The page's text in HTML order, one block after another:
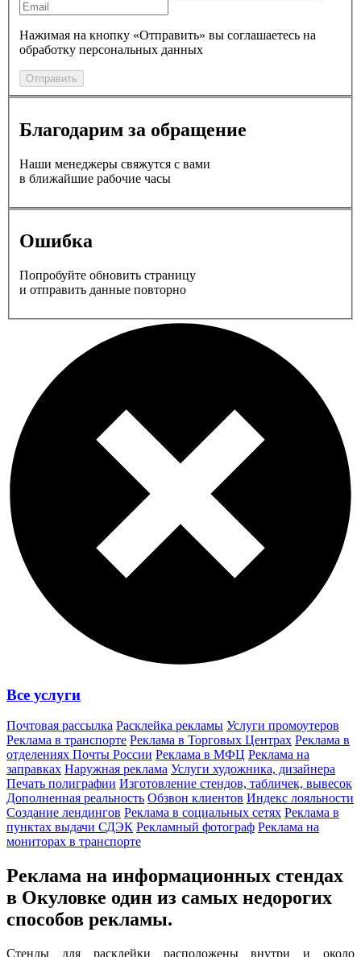
Нажимая на кнопку «Отправить» вы соглашаетесь на
обработку персональных данных
Отправить
Благодарим за обращение
Наши менеджеры свяжутся с вами
в ближайшие рабочие часы
Ошибка
Попробуйте обновить страницу
и отправить данные повторно
Все услуги
Почтовая рассылка Расклейка рекламы Услуги промоутеров
Реклама в транспорте Реклама в Торговых Центрах Реклама в
отделениях Почты России Реклама в МФЦ Реклама на
заправках Наружная реклама Услуги художника, дизайнера
Печать полиграфии Изготовление стендов, табличек, вывесок
Дополненная реальность Обзвон клиентов Индекс лояльности
Создание лендингов Реклама в социальных сетях Реклама в
пунктах выдачи СДЭК Рекламный фотограф Реклама на
мониторах в транспорте
Реклама на информационных стендах
в Окуловке один из самых недорогих
способов рекламы.
Стенды для расклейки расположены внутри и около